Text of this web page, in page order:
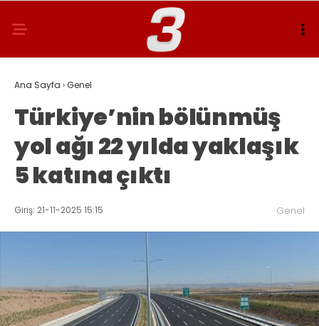
Ana Sayfa ›Genel
Türkiye’nin bölünmüş
yol ağı 22 yılda yaklaşık
5 katına çıktı
Giriş: 21-11-2025 15:15 Genel